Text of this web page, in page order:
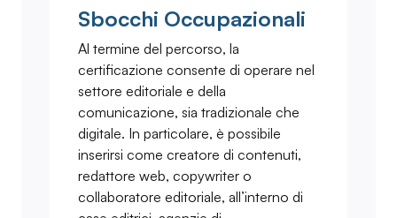
Sbocchi Occupazionali
Al termine del percorso, la
certificazione consente di operare nel
settore editoriale e della
comunicazione, sia tradizionale che
digitale. In particolare, è possibile
inserirsi come creatore di contenuti,
redattore web, copywriter o
collaboratore editoriale, all’interno di